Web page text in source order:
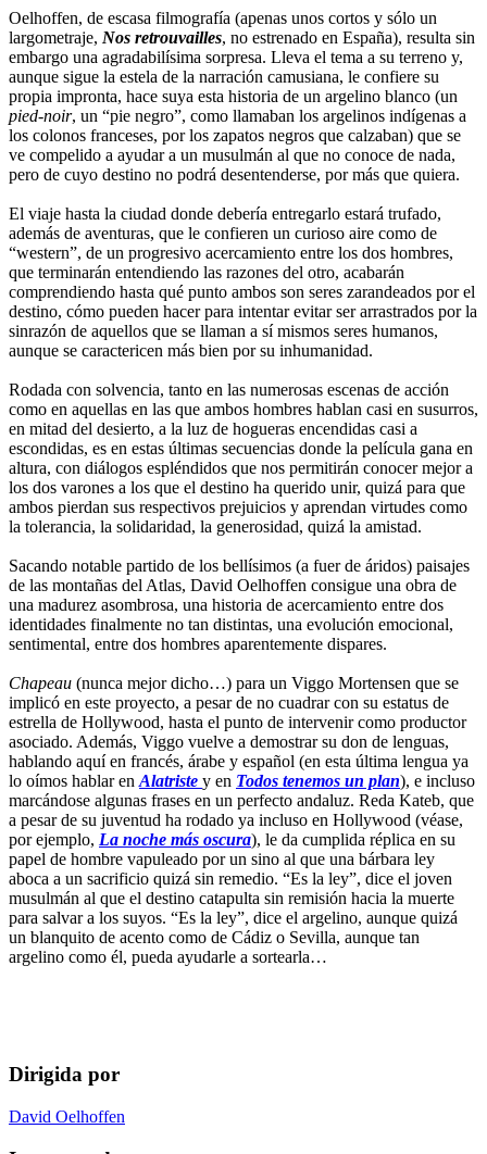
Oelhoffen, de escasa filmografía (apenas unos cortos y sólo un
largometraje, Nos retrouvailles, no estrenado en España), resulta sin
embargo una agradabilísima sorpresa. Lleva el tema a su terreno y,
aunque sigue la estela de la narración camusiana, le confiere su
propia impronta, hace suya esta historia de un argelino blanco (un
pied-noir, un “pie negro”, como llamaban los argelinos indígenas a
los colonos franceses, por los zapatos negros que calzaban) que se
ve compelido a ayudar a un musulmán al que no conoce de nada,
pero de cuyo destino no podrá desentenderse, por más que quiera.
El viaje hasta la ciudad donde debería entregarlo estará trufado,
además de aventuras, que le confieren un curioso aire como de
“western”, de un progresivo acercamiento entre los dos hombres,
que terminarán entendiendo las razones del otro, acabarán
comprendiendo hasta qué punto ambos son seres zarandeados por el
destino, cómo pueden hacer para intentar evitar ser arrastrados por la
sinrazón de aquellos que se llaman a sí mismos seres humanos,
aunque se caractericen más bien por su inhumanidad.
Rodada con solvencia, tanto en las numerosas escenas de acción
como en aquellas en las que ambos hombres hablan casi en susurros,
en mitad del desierto, a la luz de hogueras encendidas casi a
escondidas, es en estas últimas secuencias donde la película gana en
altura, con diálogos espléndidos que nos permitirán conocer mejor a
los dos varones a los que el destino ha querido unir, quizá para que
ambos pierdan sus respectivos prejuicios y aprendan virtudes como
la tolerancia, la solidaridad, la generosidad, quizá la amistad.
Sacando notable partido de los bellísimos (a fuer de áridos) paisajes
de las montañas del Atlas, David Oelhoffen consigue una obra de
una madurez asombrosa, una historia de acercamiento entre dos
identidades finalmente no tan distintas, una evolución emocional,
sentimental, entre dos hombres aparentemente dispares.
Chapeau (nunca mejor dicho…) para un Viggo Mortensen que se
implicó en este proyecto, a pesar de no cuadrar con su estatus de
estrella de Hollywood, hasta el punto de intervenir como productor
asociado. Además, Viggo vuelve a demostrar su don de lenguas,
hablando aquí en francés, árabe y español (en esta última lengua ya
lo oímos hablar en Alatriste y en Todos tenemos un plan), e incluso
marcándose algunas frases en un perfecto andaluz. Reda Kateb, que
a pesar de su juventud ha rodado ya incluso en Hollywood (véase,
por ejemplo, La noche más oscura), le da cumplida réplica en su
papel de hombre vapuleado por un sino al que una bárbara ley
aboca a un sacrificio quizá sin remedio. “Es la ley”, dice el joven
musulmán al que el destino catapulta sin remisión hacia la muerte
para salvar a los suyos. “Es la ley”, dice el argelino, aunque quizá
un blanquito de acento como de Cádiz o Sevilla, aunque tan
argelino como él, pueda ayudarle a sortearla…
Dirigida por
David Oelhoffen